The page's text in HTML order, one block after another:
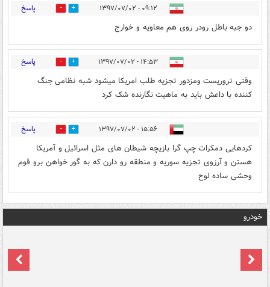
۰۹:۱۲ - ۱۳۹۷/۰۷/۰۲ 6 پاسخ
دو جبه باطل رودر روی هم معاویه و خوارج
۱۴:۵۳ - ۱۳۹۷/۰۷/۰۲ 9 پاسخ
وقتی تروریست ومزدور تجزیه طلب امریکا میشود شبه نظامی جنگ
کننده با داعش باید به ماهیت نگارنده شک کرد
۱۵:۵۶ - ۱۳۹۷/۰۷/۰۲ 13 پاسخ
کردهایی دمکرات چپ گرا بازیچه شیطان های مثل اسرائیل و آمریکا
هستن و آرزوی تجزیه سوریه و منطقه رو دارن که به گور خواهن برو قوم
وحشی ساده لوح
خودرو